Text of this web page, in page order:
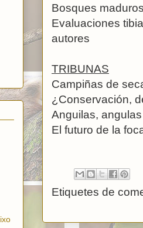
Bosques
Evaluaciones
autores
TRIBUNAS
Campiñas de
¿Conservación,
Anguilas,
El futuro de la
Etiquetes de